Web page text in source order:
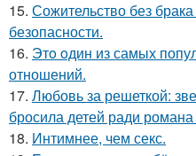
15. Сожительство без
безопасности.
16. Этo oдин из самых
отношений.
17. Любовь за решеткой:
бросила детей ради
18. Интимнее, чем секс.